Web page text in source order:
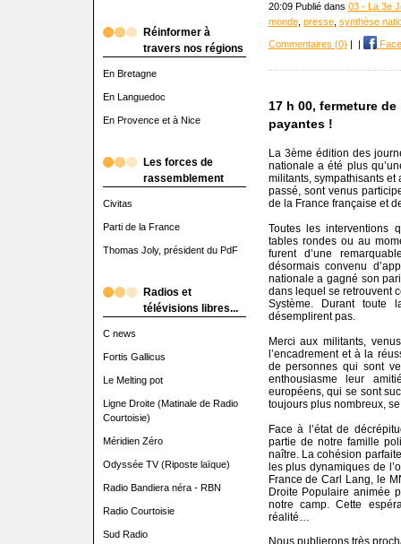
Réinformer à
travers nos régions
En Bretagne
En Languedoc
En Provence et à Nice
Les forces de
rassemblement
Civitas
Parti de la France
Thomas Joly, président du PdF
Radios et
télévisions libres...
C news
Fortis Gallicus
Le Melting pot
Ligne Droite (Matinale de Radio
Courtoisie)
Méridien Zéro
Odyssée TV (Riposte laïque)
Radio Bandiera néra - RBN
Radio Courtoisie
Sud Radio
20:09 Publié dans 03 - La 3e
monde, presse, synthèse
Commentaires (0) | |
17 h 00, fermeture
payantes !
La 3ème édition des
nationale a été plus
militants, sympathisants
passé, sont venus
de la France française et
Toutes les interventions
tables rondes ou au
furent d’une
désormais convenu
nationale a gagné son
dans lequel se retrouvent
Système. Durant toute
désemplirent pas.
Merci aux militants,
l’encadrement et à la
de personnes qui sont
enthousiasme leur
européens, qui se sont
toujours plus nombreux,
Face à l’état de
partie de notre famille
naître. La cohésion
les plus dynamiques de
France de Carl Lang, le
Droite Populaire animée
notre camp. Cette
réalité…
Nous publierons très